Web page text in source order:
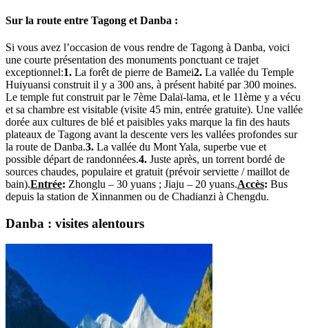
Sur la route entre Tagong et Danba :
Si vous avez l’occasion de vous rendre de Tagong à Danba, voici
une courte présentation des monuments ponctuant ce trajet
exceptionnel:1. La forêt de pierre de Bamei2. La vallée du Temple
Huiyuansi construit il y a 300 ans, à présent habité par 300 moines.
Le temple fut construit par le 7ème Dalaï-lama, et le 11ème y a vécu
et sa chambre est visitable (visite 45 min, entrée gratuite). Une vallée
dorée aux cultures de blé et paisibles yaks marque la fin des hauts
plateaux de Tagong avant la descente vers les vallées profondes sur
la route de Danba.3. La vallée du Mont Yala, superbe vue et
possible départ de randonnées.4. Juste après, un torrent bordé de
sources chaudes, populaire et gratuit (prévoir serviette / maillot de
bain).Entrée: Zhonglu – 30 yuans ; Jiaju – 20 yuans.Accès: Bus
depuis la station de Xinnanmen ou de Chadianzi à Chengdu.
Danba : visites alentours